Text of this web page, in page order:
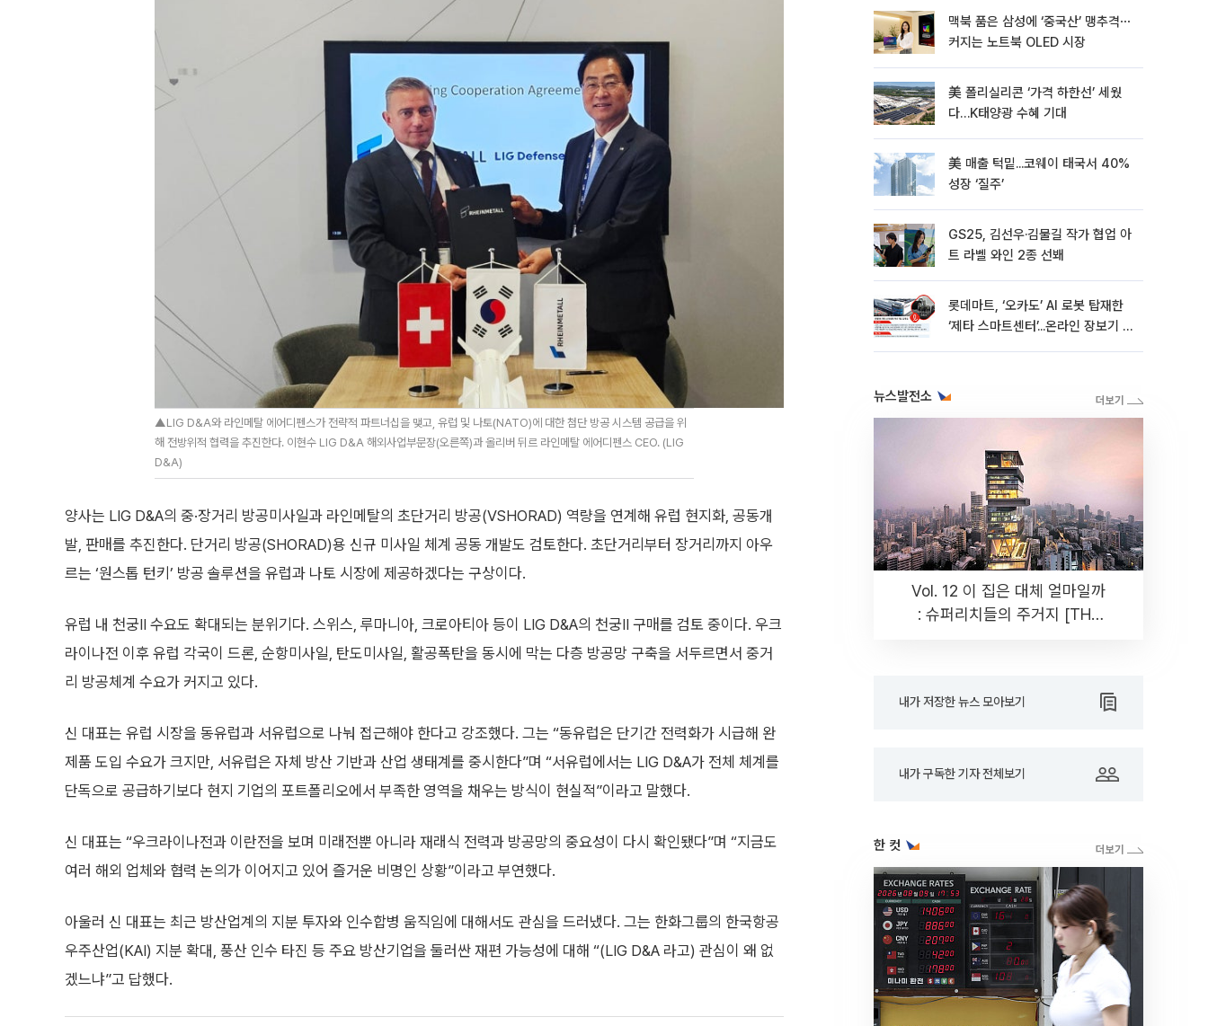
▲LIG D&A와 라인메탈 에어디펜스가 전략적 파트너십을 맺고, 유럽 및 나토(NATO)에 대한 첨단 방공 시스템 공급을 위
해 전방위적 협력을 추진한다. 이현수 LIG D&A 해외사업부문장(오른쪽)과 올리버 뒤르 라인메탈 에어디펜스 CEO. (LIG
D&A)
양사는 LIG D&A의 중·장거리 방공미사일과 라인메탈의 초단거리 방공(VSHORAD) 역량을 연계해 유럽 현지화, 공동개
발, 판매를 추진한다. 단거리 방공(SHORAD)용 신규 미사일 체계 공동 개발도 검토한다. 초단거리부터 장거리까지 아우
르는 ‘원스톱 턴키’ 방공 솔루션을 유럽과 나토 시장에 제공하겠다는 구상이다.
유럽 내 천궁Ⅱ 수요도 확대되는 분위기다. 스위스, 루마니아, 크로아티아 등이 LIG D&A의 천궁Ⅱ 구매를 검토 중이다. 우크
라이나전 이후 유럽 각국이 드론, 순항미사일, 탄도미사일, 활공폭탄을 동시에 막는 다층 방공망 구축을 서두르면서 중거
리 방공체계 수요가 커지고 있다.
신 대표는 유럽 시장을 동유럽과 서유럽으로 나눠 접근해야 한다고 강조했다. 그는 “동유럽은 단기간 전력화가 시급해 완
제품 도입 수요가 크지만, 서유럽은 자체 방산 기반과 산업 생태계를 중시한다”며 “서유럽에서는 LIG D&A가 전체 체계를
단독으로 공급하기보다 현지 기업의 포트폴리오에서 부족한 영역을 채우는 방식이 현실적”이라고 말했다.
신 대표는 “우크라이나전과 이란전을 보며 미래전뿐 아니라 재래식 전력과 방공망의 중요성이 다시 확인됐다”며 “지금도
여러 해외 업체와 협력 논의가 이어지고 있어 즐거운 비명인 상황”이라고 부연했다.
아울러 신 대표는 최근 방산업계의 지분 투자와 인수합병 움직임에 대해서도 관심을 드러냈다. 그는 한화그룹의 한국항공
우주산업(KAI) 지분 확대, 풍산 인수 타진 등 주요 방산기업을 둘러싼 재편 가능성에 대해 “(LIG D&A 라고) 관심이 왜 없
겠느냐”고 답했다.
맥북 품은 삼성에 ‘중국산’ 맹추격⋯
커지는 노트북 OLED 시장
美 폴리실리콘 ‘가격 하한선’ 세웠
다…K태양광 수혜 기대
美 매출 턱밑...코웨이 태국서 40%
성장 ‘질주’
GS25, 김선우·김물길 작가 협업 아
트 라벨 와인 2종 선봬
롯데마트, ‘오카도’ AI 로봇 탑재한
‘제타 스마트센터’...온라인 장보기 판
뉴스발전소
Vol. 12 이 집은 대체 얼마일까
: 슈퍼리치들의 주거지 [THE
내가 저장한 뉴스 모아보기
내가 구독한 기자 전체보기
한 컷